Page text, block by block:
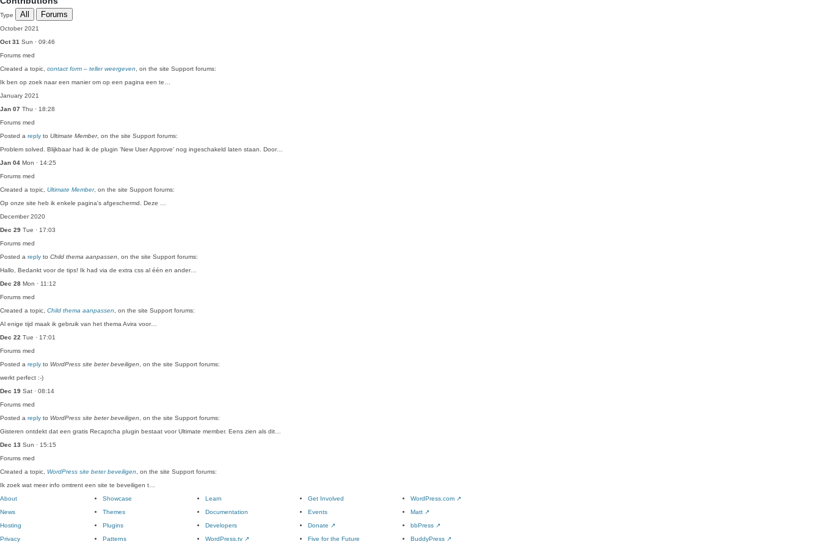
Type All Forums
October 2021
Oct 31 Sun · 09:46
Forums med
Created a topic, contact form – teller weergeven , on the site Support forums:
Ik ben op zoek naar een manier om op een pagina een te…
January 2021
Jan 07 Thu · 18:28
Forums med
Posted a reply to Ultimate Member, on the site Support forums:
Problem solved. Blijkbaar had ik de plugin 'New User Approve' nog ingeschakeld laten staan. Door…
Jan 04 Mon · 14:25
Forums med
Created a topic, Ultimate Member, on the site Support forums:
Op onze site heb ik enkele pagina's afgeschermd. Deze …
December 2020
Dec 29 Tue · 17:03
Forums med
Posted a reply to Child thema aanpassen , on the site Support forums:
Hallo, Bedankt voor de tips! Ik had via de extra css al één en ander…
Dec 28 Mon · 11:12
Forums med
Created a topic, Child thema aanpassen , on the site Support forums:
Al enige tijd maak ik gebruik van het thema Avira voor…
Dec 22 Tue · 17:01
Forums med
Posted a reply to WordPress site beter beveiligen , on the site Support forums:
werkt perfect :-)
Dec 19 Sat · 08:14
Forums med
Posted a reply to WordPress site beter beveiligen , on the site Support forums:
Gisteren ontdekt dat een gratis Recaptcha plugin bestaat voor Ultimate member. Eens zien als dit…
Dec 13 Sun · 15:15
Forums med
Created a topic, WordPress site beter beveiligen , on the site Support forums:
Ik zoek wat meer info omtrent een site te beveiligen t…
About
News
Hosting
Privacy
Showcase
Themes
Plugins
Patterns
Learn
Documentation
Developers
WordPress.tv ↗
Get Involved
Events
Donate ↗
Five for the Future
WordPress.com ↗
Matt ↗
bbPress ↗
BuddyPress ↗